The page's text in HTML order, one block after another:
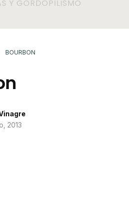
Y GORDOPILISMO
BOURBON
2013